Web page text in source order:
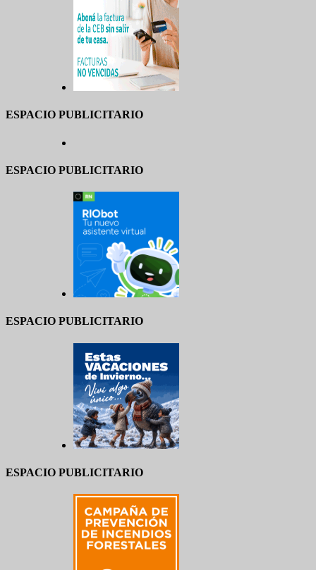
ESPACIO PUBLICITARIO
ESPACIO PUBLICITARIO
ESPACIO PUBLICITARIO
ESPACIO PUBLICITARIO